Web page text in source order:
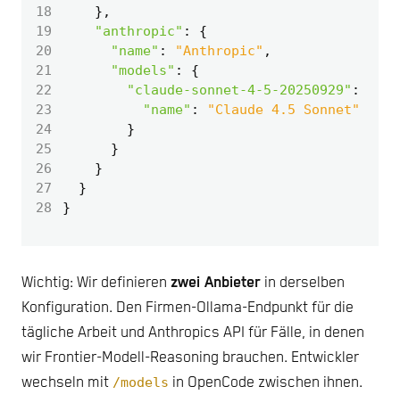
18
},
19
"anthropic" :
{
20
"name" : "Anthropic" ,
21
"models" :
{
22
"claude-sonnet-4-5-20250929" :
23
"name" :
"Claude 4.5 Sonnet"
24
}
25
}
26
}
27
}
28
}
Wichtig: Wir definieren zwei Anbieter in derselben
Konfiguration. Den Firmen-Ollama-Endpunkt für die
tägliche Arbeit und Anthropics API für Fälle, in denen
wir Frontier-Modell-Reasoning brauchen. Entwickler
wechseln mit /models in OpenCode zwischen ihnen.